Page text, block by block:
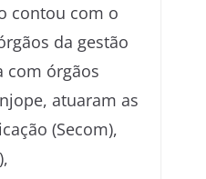
contou com o
da gestão
com órgãos
atuaram as
(Secom),